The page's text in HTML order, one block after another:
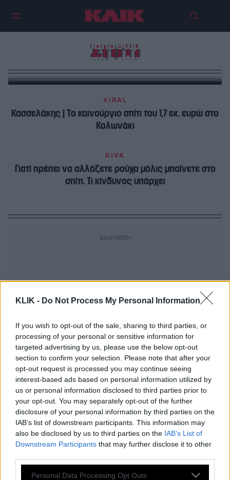
KLIK - Do Not Process My Personal Information
If you wish to opt-out of the sale, sharing to third parties, or
processing of your personal or sensitive information for
targeted advertising by us, please use the below opt-out
section to confirm your selection. Please note that after your
opt-out request is processed you may continue seeing
interest-based ads based on personal information utilized by
us or personal information disclosed to third parties prior to
your opt-out. You may separately opt-out of the further
disclosure of your personal information by third parties on the
IAB’s list of downstream participants. This information may
also be disclosed by us to third parties on the IAB’s List of
Downstream Participants that may further disclose it to other
Please note that this website/app uses one or more Google
Personal Data Processing Opt Outs
ΣΠΙΤΙ
Θεοφανία Παπαθωμά, από πότε
είναι αυτή η εφημερίδα;
VIRAL
Κασσελάκης | Το καινούργιο σπίτι του 1,7 εκ. ευρώ στο
Κολωνάκι
DIVA
Γιατί πρέπει να αλλάζετε ρούχα μόλις μπαίνετε στο
σπίτι. Τι κίνδυνος υπάρχει
9 Πράγματα στο Σπίτι που σας Κάνουν
Δυστυχισμένους και δεν το Ξέρατε
Αργύρης Παπαργυρόπουλος |«Μου
άρπαξαν το σπίτι, όπως του φτωχoύ το